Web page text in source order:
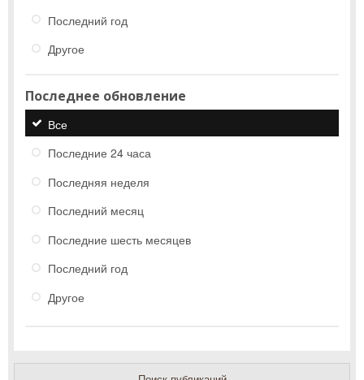
Последний год
Другое
Последнее обновление
Все
Последние 24 часа
Последняя неделя
Последний месяц
Последние шесть месяцев
Последний год
Другое